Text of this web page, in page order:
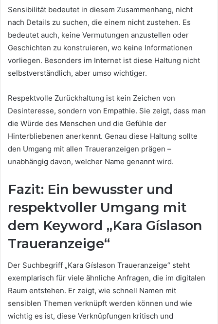
Sensibilität bedeutet in diesem Zusammenhang, nicht
nach Details zu suchen, die einem nicht zustehen. Es
bedeutet auch, keine Vermutungen anzustellen oder
Geschichten zu konstruieren, wo keine Informationen
vorliegen. Besonders im Internet ist diese Haltung nicht
selbstverständlich, aber umso wichtiger.
Respektvolle Zurückhaltung ist kein Zeichen von
Desinteresse, sondern von Empathie. Sie zeigt, dass man
die Würde des Menschen und die Gefühle der
Hinterbliebenen anerkennt. Genau diese Haltung sollte
den Umgang mit allen Traueranzeigen prägen –
unabhängig davon, welcher Name genannt wird.
Fazit: Ein bewusster und
respektvoller Umgang mit
dem Keyword „Kara Gíslason
Traueranzeige“
Der Suchbegriff „Kara Gíslason Traueranzeige“ steht
exemplarisch für viele ähnliche Anfragen, die im digitalen
Raum entstehen. Er zeigt, wie schnell Namen mit
sensiblen Themen verknüpft werden können und wie
wichtig es ist, diese Verknüpfungen kritisch und